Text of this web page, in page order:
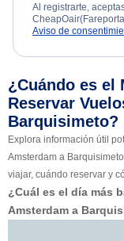
Al registrarte,
Aviso de
¿Cuándo es el
Reservar
Barquisimeto?
Explora información útil
Amsterdam a
viajar, cuándo reservar y
¿Cuál es el día más
Amsterdam a